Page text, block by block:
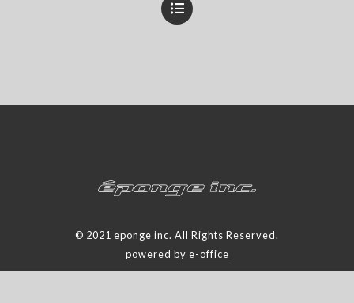
© 2021 eponge inc. All Rights Reserved.
powered by e-office